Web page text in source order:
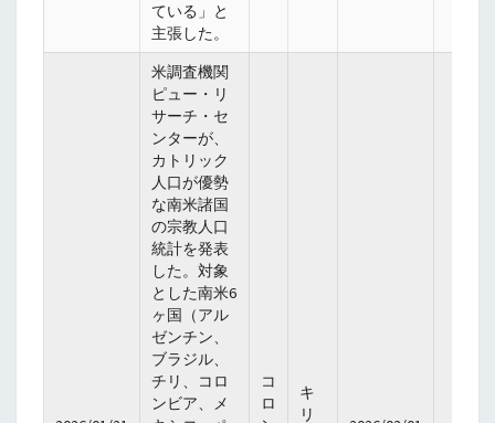
ている」と
主張した。
米調査機関
ピュー・リ
サーチ・セ
ンターが、
カトリック
人口が優勢
な南米諸国
の宗教人口
統計を発表
した。対象
とした南米6
ヶ国（アル
ゼンチン、
ブラジル、
チリ、コロ
ンビア、メ
コ
ロ
キ
リ